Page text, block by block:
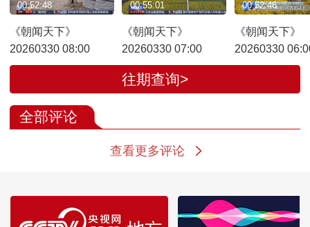
《朝闻天下》
20260330 08:00
00:52:48
《朝闻天下》
20260330 07:00
00:55:01
《朝闻天下》
20260330
00:52:46
往期查询>
全部评论
查看更多评论